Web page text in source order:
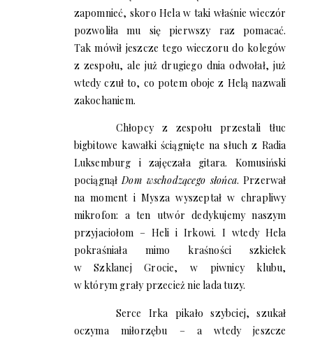
zapomnieć, skoro Hela w taki właśnie wieczór
pozwoliła mu się pierwszy raz pomacać.
Tak mówił jeszcze tego wieczoru do kolegów
z zespołu, ale już drugiego dnia odwołał, już
wtedy czuł to, co potem oboje z Helą nazwali
zakochaniem.
Chłopcy z zespołu przestali tłuc
bigbitowe kawałki ściągnięte na słuch z Radia
Luksemburg i zajęczała gitara. Komusiński
pociągnąłDom wschodzącego słońca. Przerwał
na moment i Mysza wyszeptał w chrapliwy
mikrofon: a ten utwór dedykujemy naszym
przyjaciołom – Heli i Irkowi. I wtedy Hela
pokraśniała mimo kraśności szkiełek
w Szklanej Grocie, w piwnicy klubu,
w którym grały przecież nie lada tuzy.
Serce Irka pikało szybciej, szukał
oczyma miłorzębu – a wtedy jeszcze